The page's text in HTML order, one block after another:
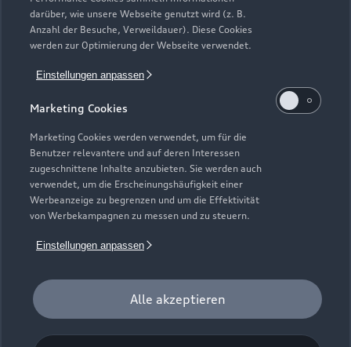
darüber, wie unsere Webseite genutzt wird (z. B.
Anzahl der Besuche, Verweildauer). Diese Cookies
werden zur Optimierung der Webseite verwendet.
Einstellungen anpassen
Marketing Cookies
Marketing Cookies werden verwendet, um für die
Benutzer relevantere und auf deren Interessen
zugeschnittene Inhalte anzubieten. Sie werden auch
verwendet, um die Erscheinungshäufigkeit einer
Werbeanzeige zu begrenzen und um die Effektivität
von Werbekampagnen zu messen und zu steuern.
Einstellungen anpassen
Alle akzeptieren
Elektromodelle
Plug-in-Hybride
Gebrauchtwagensuche
Geschäftskunden
Saisonale Angebote
Audi Services
Garantie
Audi digital services
myAudi
Support
Audi Code
Häufige Fragen (FAQ)
Audi Online Beratung
Online-Terminvereinbarung
Servicekontakt
Bordbuch & Bedienungsanleitungen
Verträge kündigen
Über Audi
Unternehmen
Karriere
Investor Relations
Audi erleben
© 2026 AUDI AG. Alle Rechte vorbehalten
Impressum Rechtliches
Cookie-Richtlinie
Digital Services Act
EU Data Act